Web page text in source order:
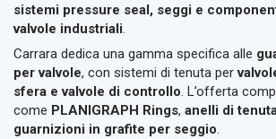
sistemi pressure seal, seggi e
valvole industriali.
Carrara dedica una gamma specifica alle
per valvole, con sistemi di tenuta per
sfera e valvole di controllo. L’offerta
come PLANIGRAPH Rings, anelli di
guarnizioni in grafite per seggio.